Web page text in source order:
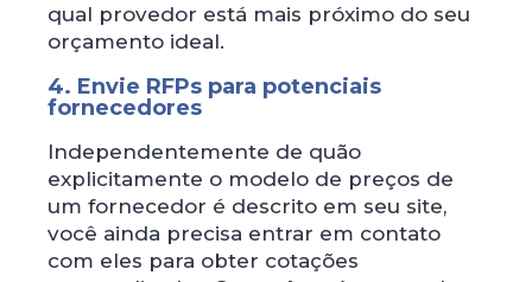
qual provedor está mais próximo do seu
orçamento ideal.
4. Envie RFPs para potenciais
fornecedores
Independentemente de quão
explicitamente o modelo de preços de
um fornecedor é descrito em seu site,
você ainda precisa entrar em contato
com eles para obter cotações